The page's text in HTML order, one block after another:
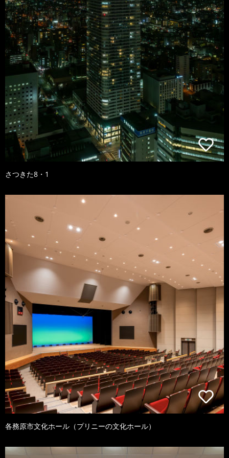
さつきた8・1
各務原市文化ホール（プリニーの文化ホール）